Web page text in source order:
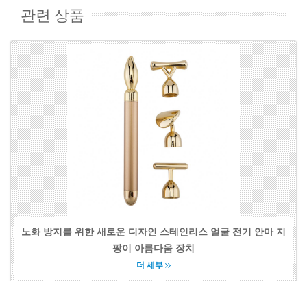
관련 상품
노화 방지를 위한 새로운 디자인 스테인리스 얼굴 전기 안마 지
팡이 아름다움 장치
더 세부